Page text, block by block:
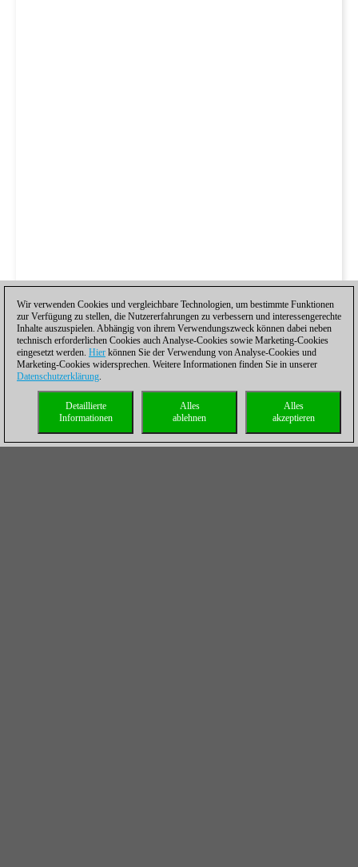
Wir verwenden Cookies und vergleichbare Technologien, um bestimmte Funktionen
zur Verfügung zu stellen, die Nutzererfahrungen zu verbessern und interessengerechte
Inhalte auszuspielen. Abhängig von ihrem Verwendungszweck können dabei neben
technisch erforderlichen Cookies auch Analyse-Cookies sowie Marketing-Cookies
eingesetzt werden. Hier können Sie der Verwendung von Analyse-Cookies und
Marketing-Cookies widersprechen. Weitere Informationen finden Sie in unserer
Datenschutzerklärung.
Alles
akzeptieren
Alles
ablehnen
Detaillierte
Informationen